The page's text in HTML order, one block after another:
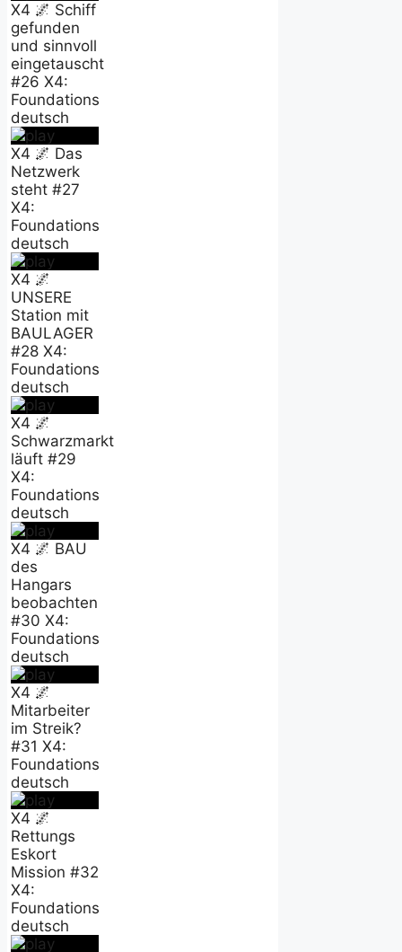
X4 🌌 Schiff
gefunden
und sinnvoll
eingetauscht
#26 X4:
Foundations
deutsch
X4 🌌 Das
Netzwerk
steht #27
X4:
Foundations
deutsch
X4 🌌
UNSERE
Station mit
BAULAGER
#28 X4:
Foundations
deutsch
X4 🌌
Schwarzmarkt
läuft #29
X4:
Foundations
deutsch
X4 🌌 BAU
des
Hangars
beobachten
#30 X4:
Foundations
deutsch
X4 🌌
Mitarbeiter
im Streik?
#31 X4:
Foundations
deutsch
X4 🌌
Rettungs
Eskort
Mission #32
X4:
Foundations
deutsch